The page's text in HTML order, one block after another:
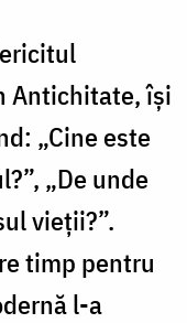
Antichitate, își
„Cine este
„De unde
vieții?”.
timp pentru
l-a